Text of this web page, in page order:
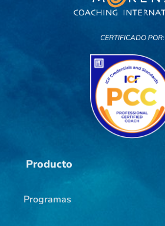
CERTIFICADO POR:
Producto
Programas